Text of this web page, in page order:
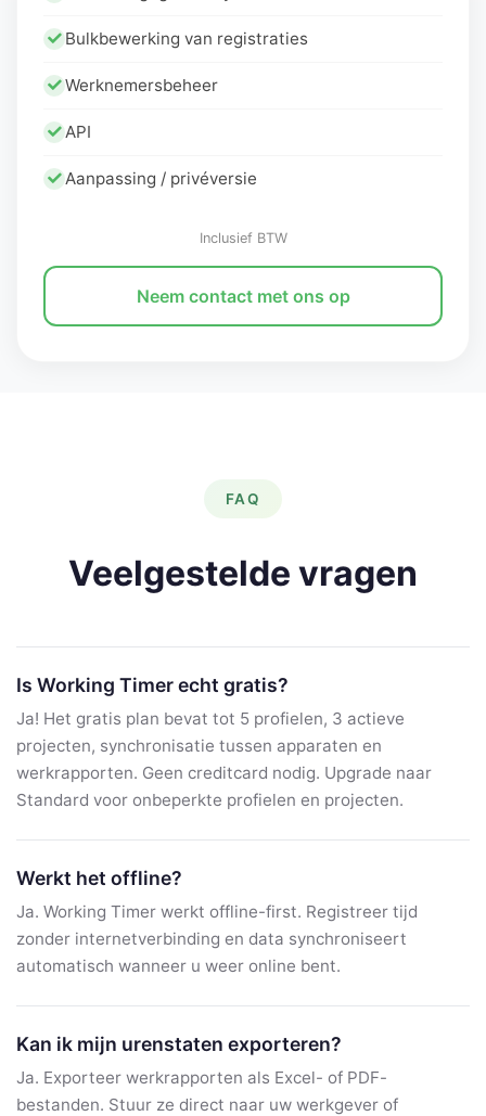
Bulkbewerking van registraties
Werknemersbeheer
API
Aanpassing / privéversie
Inclusief BTW
Neem contact met ons op
FAQ
Veelgestelde vragen
Is Working Timer echt gratis?
Ja! Het gratis plan bevat tot 5 profielen, 3 actieve
projecten, synchronisatie tussen apparaten en
werkrapporten. Geen creditcard nodig. Upgrade naar
Standard voor onbeperkte profielen en projecten.
Werkt het offline?
Ja. Working Timer werkt offline-first. Registreer tijd
zonder internetverbinding en data synchroniseert
automatisch wanneer u weer online bent.
Kan ik mijn urenstaten exporteren?
Ja. Exporteer werkrapporten als Excel- of PDF-
bestanden. Stuur ze direct naar uw werkgever of